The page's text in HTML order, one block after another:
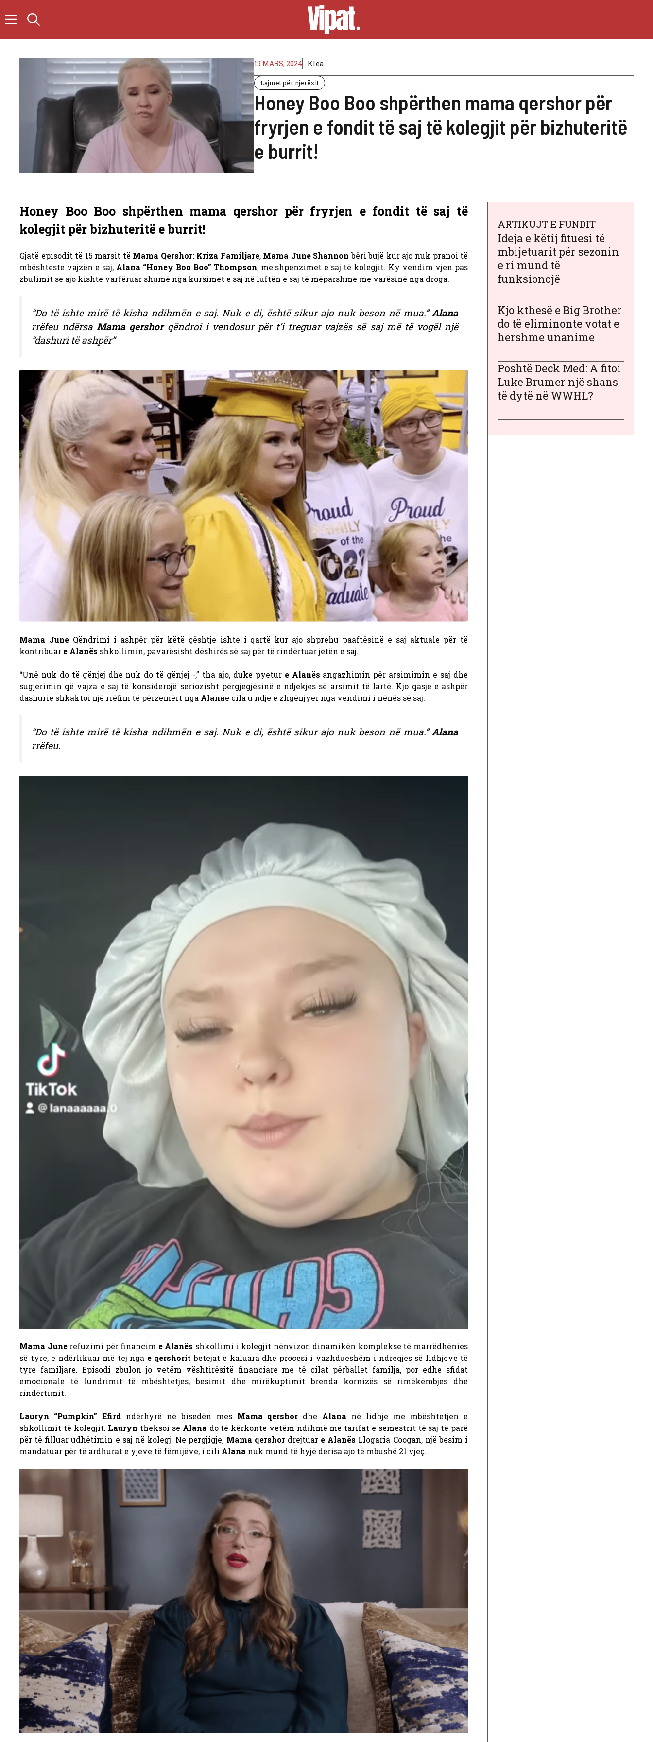
to
19 MARS, 2024 Klea
Lajmet për njerëzit
Honey Boo Boo shpërthen mama qershor për
fryrjen e fondit të saj të kolegjit për bizhuteritë
e burrit!
Honey Boo Boo shpërthen mama qershor për fryrjen e fondit të saj të
kolegjit për bizhuteritë e burrit!
Gjatë episodit të 15 marsit të Mama Qershor: Kriza Familjare, Mama June Shannon bëri bujë kur ajo nuk pranoi të
mbështeste vajzën e saj, Alana “Honey Boo Boo” Thompson, me shpenzimet e saj të kolegjit. Ky vendim vjen pas
zbulimit se ajo kishte varfëruar shumë nga kursimet e saj në luftën e saj të mëparshme me varësinë nga droga.
“Do të ishte mirë të kisha ndihmën e saj. Nuk e di, është sikur ajo nuk beson në mua.”Alana
rrëfeu ndërsaMama qershorqëndroi i vendosur për t’i treguar vajzës së saj më të vogël një
“dashuri të ashpër”
Mama JuneQëndrimi i ashpër për këtë çështje ishte i qartë kur ajo shprehu paaftësinë e saj aktuale për të
kontribuar e Alanës shkollimin, pavarësisht dëshirës së saj për të rindërtuar jetën e saj.
“Unë nuk do të gënjej dhe nuk do të gënjej -,” tha ajo, duke pyetur e Alanës angazhimin për arsimimin e saj dhe
sugjerimin që vajza e saj të konsiderojë seriozisht përgjegjësinë e ndjekjes së arsimit të lartë. Kjo qasje e ashpër
dashurie shkaktoi një rrëfim të përzemërt nga Alanae cila u ndje e zhgënjyer nga vendimi i nënës së saj.
“Do të ishte mirë të kisha ndihmën e saj. Nuk e di, është sikur ajo nuk beson në mua.”Alana
rrëfeu.
Mama Junerefuzimi për financim e Alanës shkollimi i kolegjit nënvizon dinamikën komplekse të marrëdhënies
së tyre, e ndërlikuar më tej nga e qershorit betejat e kaluara dhe procesi i vazhdueshëm i ndreqjes së lidhjeve të
tyre familjare. Episodi zbulon jo vetëm vështirësitë financiare me të cilat përballet familja, por edhe sfidat
emocionale të lundrimit të mbështetjes, besimit dhe mirëkuptimit brenda kornizës së rimëkëmbjes dhe
rindërtimit.
Lauryn “Pumpkin” Efirdndërhyrë në bisedën mes Mama qershor dhe Alana në lidhje me mbështetjen e
shkollimit të kolegjit. Lauryn theksoi se Alana do të kërkonte vetëm ndihmë me tarifat e semestrit të saj të parë
për të filluar udhëtimin e saj në kolegj. Ne pergjigje, Mama qershor drejtuare Alanës Llogaria Coogan, një besim i
mandatuar për të ardhurat e yjeve të fëmijëve, i cili Alana nuk mund të hyjë derisa ajo të mbushë 21 vjeç.
ARTIKUJT E FUNDIT
Ideja e këtij fituesi të
mbijetuarit për sezonin
e ri mund të
funksionojë
Kjo kthesë e Big Brother
do të eliminonte votat e
hershme unanime
Poshtë Deck Med: A fitoi
Luke Brumer një shans
të dytë në WWHL?